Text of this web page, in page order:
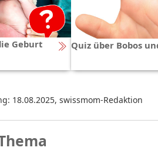
Geburt Quiz über Bobos
18.08.2025, swissmom-Redaktion